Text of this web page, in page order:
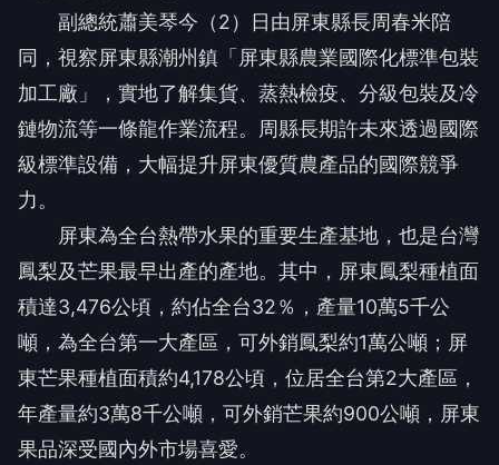
副總統蕭美琴今（2）日由屏東縣長周春米陪
同，視察屏東縣潮州鎮「屏東縣農業國際化標準包裝
加工廠」，實地了解集貨、蒸熱檢疫、分級包裝及冷
鏈物流等一條龍作業流程。周縣長期許未來透過國際
級標準設備，大幅提升屏東優質農產品的國際競爭
力。
屏東為全台熱帶水果的重要生產基地，也是台灣
鳳梨及芒果最早出產的產地。其中，屏東鳳梨種植面
積達3,476公頃，約佔全台32％，產量10萬5千公
噸，為全台第一大產區，可外銷鳳梨約1萬公噸；屏
東芒果種植面積約4,178公頃，位居全台第2大產區，
年產量約3萬8千公噸，可外銷芒果約900公噸，屏東
果品深受國內外市場喜愛。